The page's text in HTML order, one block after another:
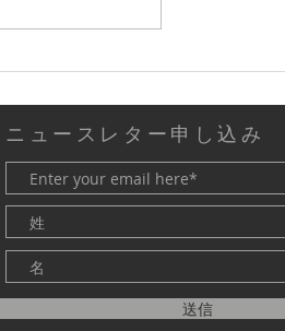
ニュースレター申し込み
送信